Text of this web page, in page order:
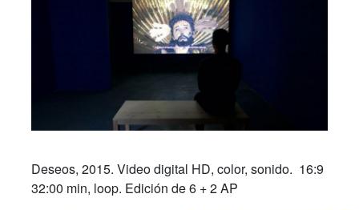
Deseos, 2015. Video digital HD, color, sonido. 16:9
32:00 min, loop. Edición de 6 + 2 AP